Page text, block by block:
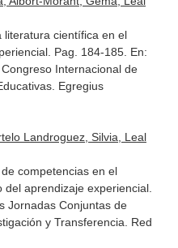
literatura científica en el
Pag. 184-185. En:
Internacional de
. Egregius
Landroguez, Silvia, Leal
competencias en el
aprendizaje experiencial.
Jornadas Conjuntas de
y Transferencia . Red